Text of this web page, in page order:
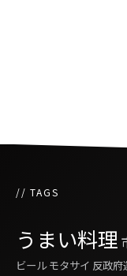
// TAGS
うまい料理
ビール モタサイ 反政府